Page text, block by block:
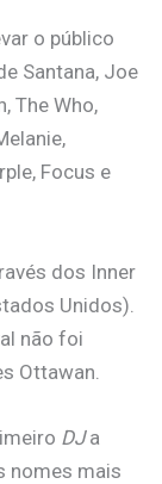
o público
Santana, Joe
The Who,
Focus e
dos Inner
Unidos).
não foi
Ottawan.
DJa
nomes mais